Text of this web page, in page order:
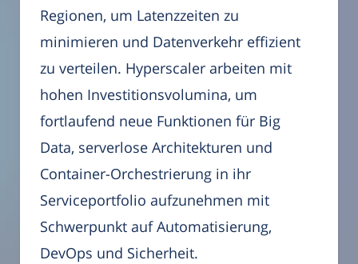
Regionen, um Latenzzeiten zu
minimieren und Datenverkehr effizient
zu verteilen. Hyperscaler arbeiten mit
hohen Investitionsvolumina, um
fortlaufend neue Funktionen für Big
Data, serverlose Architekturen und
Container-Orchestrierung in ihr
Serviceportfolio aufzunehmen mit
Schwerpunkt auf Automatisierung,
DevOps und Sicherheit.